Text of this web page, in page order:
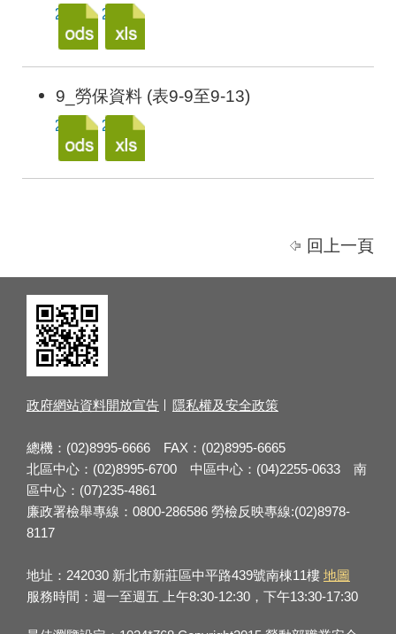
9_勞保資料 (表9-9至9-13)
回上一頁
政府網站資料開放宣告 隱私權及安全政策
總機：(02)8995-6666 FAX：(02)8995-6665
北區中心：(02)8995-6700 中區中心：(04)2255-0633 南
區中心：(07)235-4861
廉政署檢舉專線：0800-286586 勞檢反映專線:(02)8978-
8117
地址：242030 新北市新莊區中平路439號南棟11樓 地圖
服務時間：週一至週五 上午8:30-12:30，下午13:30-17:30